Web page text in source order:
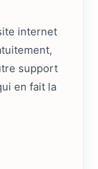
internet
support
en fait la